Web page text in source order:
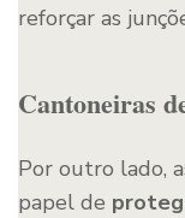
reforçar as
Cantoneiras
Por outro lado,
papel de